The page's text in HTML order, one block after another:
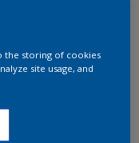
the storing of cookies
site usage, and